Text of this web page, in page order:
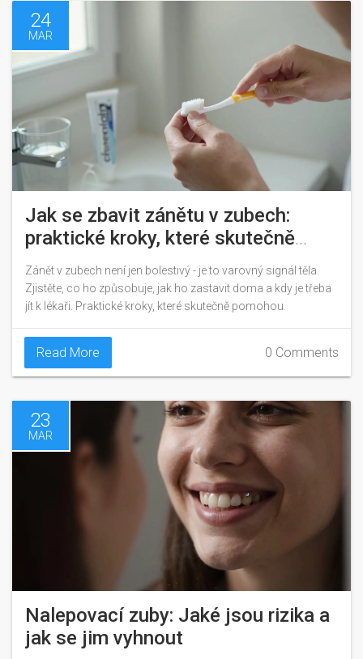
24
MAR
Jak se zbavit zánětu v zubech:
praktické kroky, které skutečně
pomohou
Zánět v zubech není jen bolestivý - je to varovný signál těla.
Zjistěte, co ho způsobuje, jak ho zastavit doma a kdy je třeba
jít k lékaři. Praktické kroky, které skutečně pomohou.
Read More 0 Comments
23
MAR
Nalepovací zuby: Jaké jsou rizika a
jak se jim vyhnout